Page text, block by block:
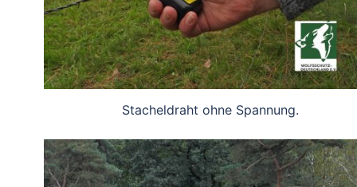
Stacheldraht ohne Spannung.